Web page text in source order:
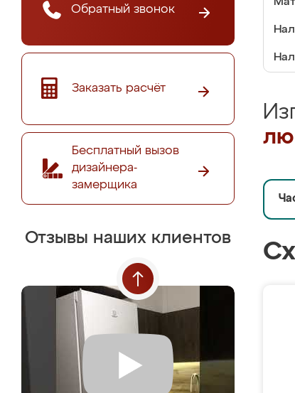
Обратный звонок
Заказать расчёт
Бесплатный вызов
дизайнера-
замерщика
Отзывы наших клиентов